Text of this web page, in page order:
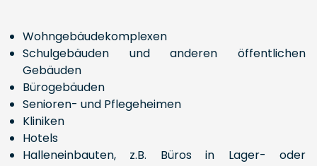
Wohngebäudekomplexen
Schulgebäuden und anderen öffentlichen
Gebäuden
Bürogebäuden
Senioren- und Pflegeheimen
Kliniken
Hotels
Halleneinbauten, z.B. Büros in Lager- oder